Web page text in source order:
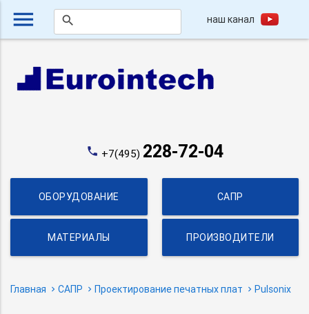
menu search наш канал
phone +7(495) 228-72-04
ОБОРУДОВАНИЕ САПР
МАТЕРИАЛЫ ПРОИЗВОДИТЕЛИ
Главная САПР Проектирование печатных плат Pulsonix